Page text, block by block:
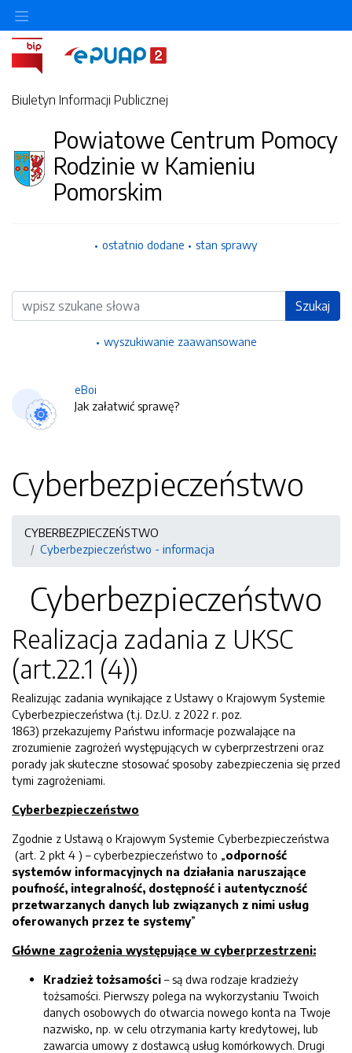
Biuletyn Informacji Publicznej
Powiatowe Centrum Pomocy
Rodzinie w Kamieniu
Pomorskim
ostatnio dodane stan sprawy
Wyszukiwarka Szukaj
wyszukiwanie zaawansowane
eBoi
Jak załatwić sprawę?
Cyberbezpieczeństwo
CYBERBEZPIECZEŃSTWO
Cyberbezpieczeństwo - informacja
Cyberbezpieczeństwo
Realizacja zadania z UKSC
(art.22.1 (4))
Realizując zadania wynikające z Ustawy o Krajowym Systemie
Cyberbezpieczeństwa (t.j. Dz.U. z 2022 r. poz.
1863) przekazujemy Państwu informacje pozwalające na
zrozumienie zagrożeń występujących w cyberprzestrzeni oraz
porady jak skuteczne stosować sposoby zabezpieczenia się przed
tymi zagrożeniami.
Cyberbezpieczeństwo
Zgodnie z Ustawą o Krajowym Systemie Cyberbezpieczeństwa
(art. 2 pkt 4 ) – cyberbezpieczeństwo to „odporność
systemów informacyjnych na działania naruszające
poufność, integralność, dostępność i autentyczność
przetwarzanych danych lub związanych z nimi usług
oferowanych przez te systemy”
Główne zagrożenia występujące w cyberprzestrzeni:
Kradzież tożsamości – są dwa rodzaje kradzieży
tożsamości. Pierwszy polega na wykorzystaniu Twoich
danych osobowych do otwarcia nowego konta na Twoje
nazwisko, np. w celu otrzymania karty kredytowej, lub
zawarcia umowy z dostawcą usług komórkowych. Drugi